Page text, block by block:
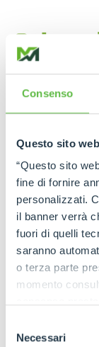
Consenso
Questo sito
“Questo sito
fine di fornire
personalizzati.
il banner verrà
fuori di quelli
saranno
o terza parte
momento
ogni pagina,
delNecessari
En las obras
telescópicos
barandillas.
necesaria
de las
significativa a
a la
Su capacidad
agilidad
minimizando
continuidad